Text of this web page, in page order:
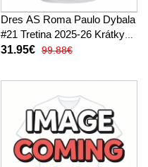
Dres AS Roma Paulo Dybala
#21 Tretina 2025-26 Krátky
Rukáv
31.95€ 99.88€